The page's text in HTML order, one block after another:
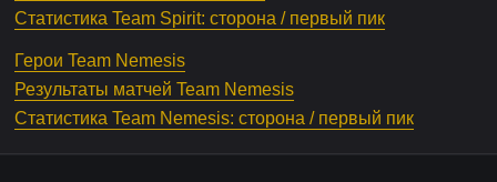
Статистика Team Spirit: сторона / первый пик
Герои Team Nemesis
Результаты матчей Team Nemesis
Статистика Team Nemesis: сторона / первый пик